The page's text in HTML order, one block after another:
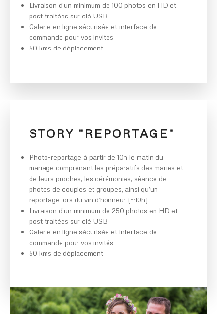
Livraison d’un minimum de 100 photos en HD et
post traitées sur clé USB
Galerie en ligne sécurisée et interface de
commande pour vos invités
50 kms de déplacement
STORY "REPORTAGE"
Photo-reportage à partir de 10h le matin du
mariage comprenant les préparatifs des mariés et
de leurs proches, les cérémonies, séance de
photos de couples et groupes, ainsi qu’un
reportage lors du vin d’honneur (~10h)
Livraison d’un minimum de 250 photos en HD et
post traitées sur clé USB
Galerie en ligne sécurisée et interface de
commande pour vos invités
50 kms de déplacement